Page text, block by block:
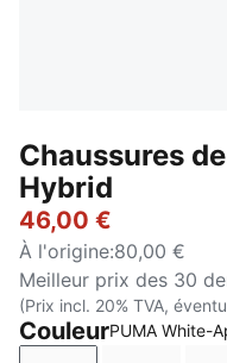
Chaussures
Hybrid
46,00 €
À l'origine:80,00 €
Meilleur prix des 30
(Prix incl. 20% TVA,
CouleurPUMA White-